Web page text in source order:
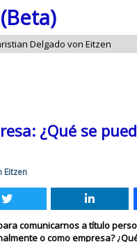
Delgado von Eitzen
¿Qué se
Eitzen
comunicarnos a título
o como empresa?